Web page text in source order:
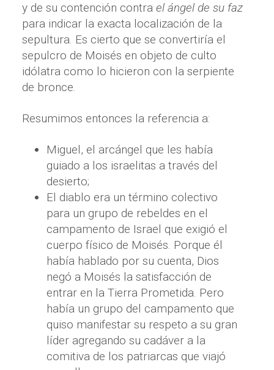
y de su contención contra el ángel de su faz
para indicar la exacta localización de la
sepultura. Es cierto que se convertiría el
sepulcro de Moisés en objeto de culto
idólatra como lo hicieron con la serpiente
de bronce.
Resumimos entonces la referencia a:
Miguel, el arcángel que les había
guiado a los israelitas a través del
desierto;
El diablo era un término colectivo
para un grupo de rebeldes en el
campamento de Israel que exigió el
cuerpo físico de Moisés. Porque él
había hablado por su cuenta, Dios
negó a Moisés la satisfacción de
entrar en la Tierra Prometida. Pero
había un grupo del campamento que
quiso manifestar su respeto a su gran
líder agregando su cadáver a la
comitiva de los patriarcas que viajó